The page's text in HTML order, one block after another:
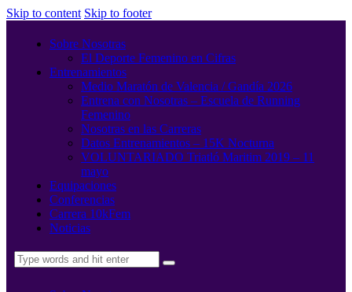
Skip to content Skip to footer
Sobre Nosotras
El Deporte Femenino en Cifras
Entrenamientos
Medio Maratón de Valencia / Gandía 2026
Entrena con Nosotras – Escuela de Running
Femenino
Nosotras en las Carreras
Datos Entrenamientos – 15K Nocturna
VOLUNTARIADO Triatló Maritim 2019 – 11
mayo
Equipaciones
Conferencias
Carrera 10kFem
Noticias